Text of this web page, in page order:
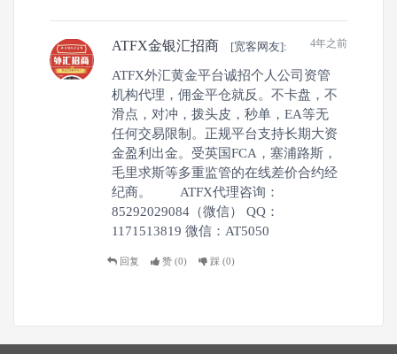
4年之前
ATFX金银汇招商 [宽客网友]:
ATFX外汇黄金平台诚招个人公司资管
机构代理，佣金平仓就反。不卡盘，不
滑点，对冲，拨头皮，秒单，EA等无
任何交易限制。正规平台支持长期大资
金盈利出金。受英国FCA，塞浦路斯，
毛里求斯等多重监管的在线差价合约经
纪商。 ATFX代理咨询：
85292029084（微信） QQ：
1171513819 微信：AT5050
回复 赞 (0) 踩 (0)